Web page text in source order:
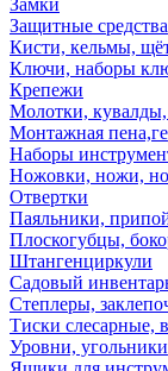
Замки
Защитные средства
Кисти, кельмы,
Ключи, наборы
Крепежи
Молотки,
Монтажная
Наборы
Ножовки, ножи,
Отвертки
Паяльники,
Плоскогубцы,
Штангенциркули
Садовый
Степлеры,
Тиски слесарные,
Уровни, угольники